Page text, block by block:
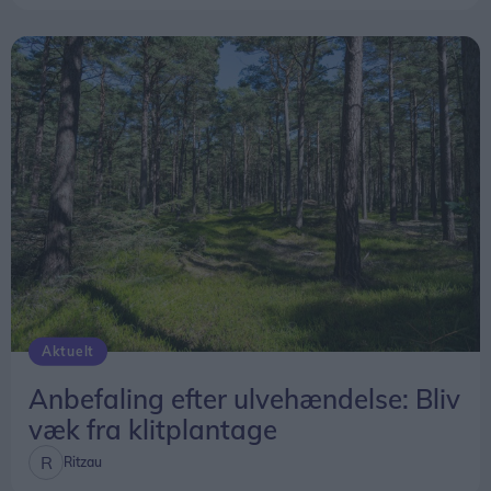
Aktuelt
Anbefaling efter ulvehændelse: Bliv
væk fra klitplantage
Ritzau